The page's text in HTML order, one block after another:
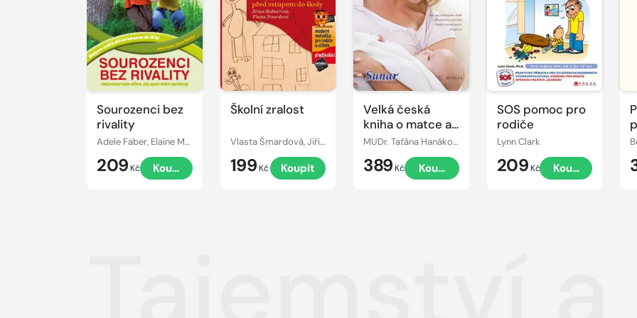
Sourozenci bez
rivality
Adele Faber, Elaine Mazlish
209 Kč Koupit
Školní zralost
Vlasta Šmardová, Jiřina Bednářová
199 Kč Koupit
Velká česká
kniha o matce a
dítěti
MUDr. Taťána Hanáková
389 Kč Koupit
SOS pomoc pro
rodiče
Lynn Clark
209 Kč Koupit